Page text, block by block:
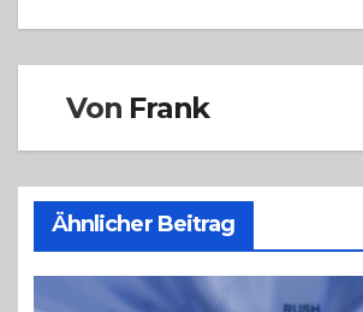
Von Frank
Ähnlicher Beitrag